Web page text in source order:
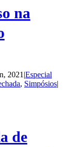
na
2021 |Especial
, Simpósios|
de